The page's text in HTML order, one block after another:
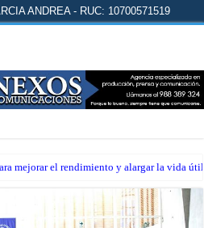
ANDREA - RUC: 10700571519
mejorar el rendimiento y alargar la vida